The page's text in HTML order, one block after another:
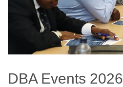
DBA Events 2026